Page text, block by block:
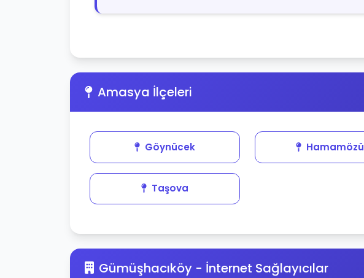
Amasya İlçeleri
Göynücek Hamamözü
Taşova
Gümüşhacıköy - İnternet Sağlayıcılar